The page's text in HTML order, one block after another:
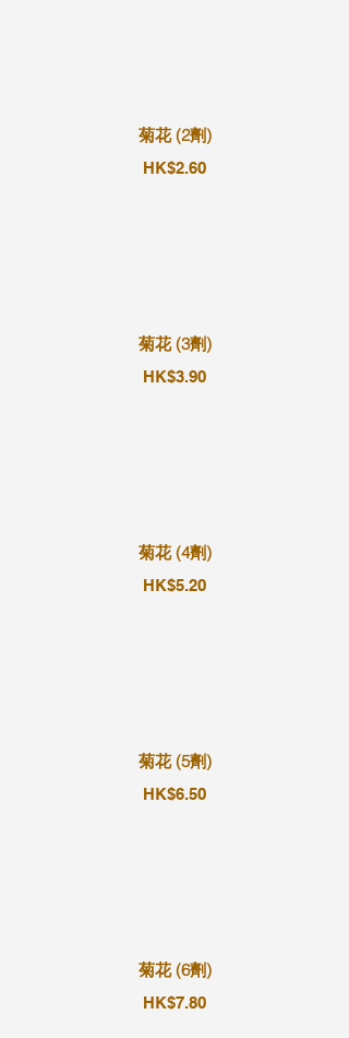
菊花 (2劑)
HK$2.60
菊花 (3劑)
HK$3.90
菊花 (4劑)
HK$5.20
菊花 (5劑)
HK$6.50
菊花 (6劑)
HK$7.80